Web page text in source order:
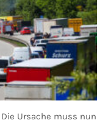
Ursache muss nun